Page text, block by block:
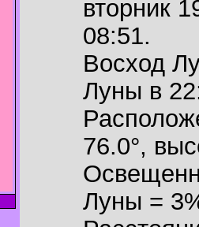
вторник
08:51.
Восход
Луны в
76.0°,
Луны =